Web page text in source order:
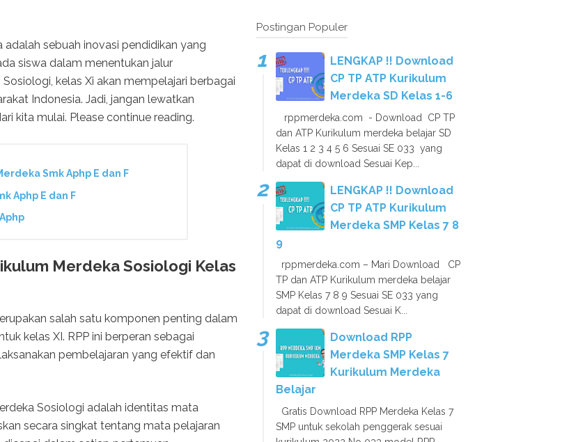
sebuah inovasi pendidikan yang
siswa dalam menentukan jalur
kelas Xi akan mempelajari berbagai
Indonesia. Jadi, jangan lewatkan
kita mulai. Please continue reading.
Smk Aphp E dan F
Aphp E dan F
Merdeka Sosiologi Kelas
salah satu komponen penting dalam
kelas XI. RPP ini berperan sebagai
pembelajaran yang efektif dan
Sosiologi adalah identitas mata
secara singkat tentang mata pelajaran
Postingan Populer
LENGKAP !! Download
CP TP ATP Kurikulum
Merdeka SD Kelas 1-6
rppmerdeka.com - Download CP TP
dan ATP Kurikulum merdeka belajar SD
Kelas 1 2 3 4 5 6 Sesuai SE 033 yang
dapat di download Sesuai Kep...
LENGKAP !! Download
CP TP ATP Kurikulum
Merdeka SMP Kelas 7 8
9
rppmerdeka.com – Mari Download CP
TP dan ATP Kurikulum merdeka belajar
SMP Kelas 7 8 9 Sesuai SE 033 yang
dapat di download Sesuai K...
Download RPP
Merdeka SMP Kelas 7
Kurikulum Merdeka
Belajar
Gratis Download RPP Merdeka Kelas 7
SMP untuk sekolah penggerak sesuai